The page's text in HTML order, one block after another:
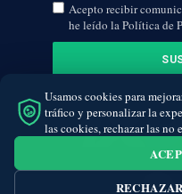
Acepto recibir
he leído la Política de
Usamos cookies para
tráfico y personalizar la
las cookies, rechazar las no